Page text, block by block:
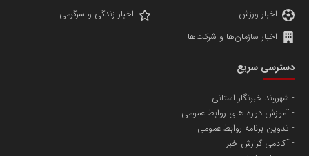
پایگاه اطلاع رسانی اعتلای نهادهای مردمی
تامین آهن اسفنجی تولیدکنندگان فولاد در کشور
مسعودصادقی
اخبار ورزش
اخبار زندگی و سرگرمی
اخبار سازمان‌ها و شرکت‌ها
دسترسی سریع
شهروند خبرنگار استانی
آموزش دوره های روابط عمومی
تدوین برنامه روابط عمومی
آکادمی گزارش خبر